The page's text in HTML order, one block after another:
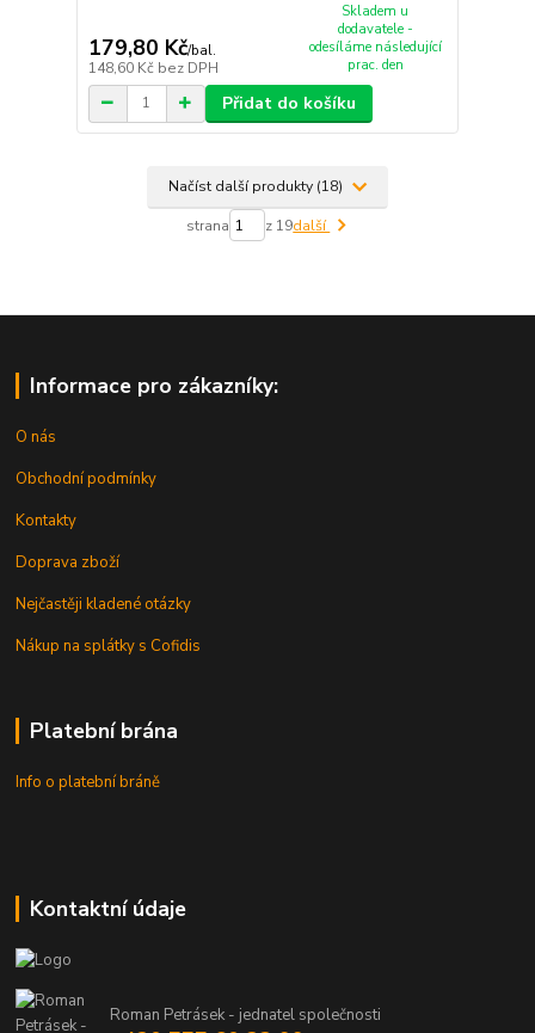
179,80 Kč/bal.
148,60 Kč bez DPH
Skladem u
dodavatele -
odesíláme následující
prac. den
Přidat do košíku
Načíst další produkty (18)
strana z 19další
Informace pro zákazníky:
O nás
Obchodní podmínky
Kontakty
Doprava zboží
Nejčastěji kladené otázky
Nákup na splátky s Cofidis
Platební brána
Info o platební bráně
Kontaktní údaje
Roman Petrásek - jednatel společnosti